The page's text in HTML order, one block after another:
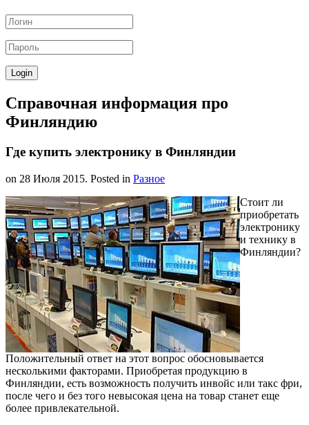
Справочная информация про
Финляндию
Где купить электронику в Финляндии
on 28 Июля 2015. Posted in Разное
Стоит ли
приобретать
электронику
и технику в
Финляндии?
Положительный ответ на этот вопрос обосновывается
несколькими факторами. Приобретая продукцию в
Финляндии, есть возможность получить инвойс или такс фри,
после чего и без того невысокая цена на товар станет еще
более привлекательной.